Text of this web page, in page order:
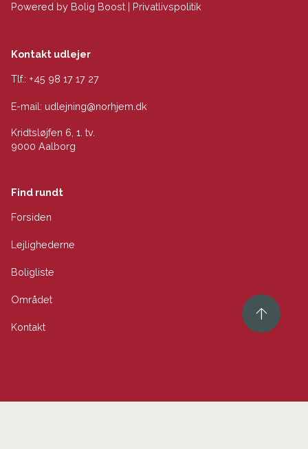
Powered by Bolig Boost | Privatlivspolitik
Kontakt udlejer
Tlf.: +45 98 17 17 27
E-mail: udlejning@norhjem.dk
Kridtsløjfen 6, 1. tv.
9000 Aalborg
Find rundt
Forsiden
Lejlighederne
Boligliste
Området
Kontakt